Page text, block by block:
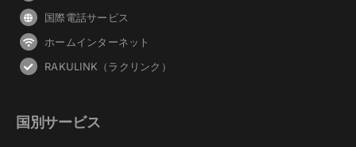
国際電話サービス
ホームインターネット
RAKULINK（ラクリンク）
国別サービス